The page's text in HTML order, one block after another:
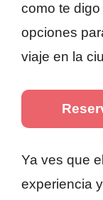
como te
opciones
viaje en la
Ya ves que
experiencia